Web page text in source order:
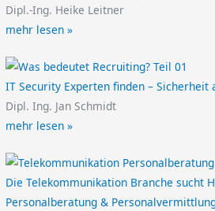
Dipl.-Ing. Heike Leitner
mehr lesen »
IT Security Experten finden – Sicherheit
Dipl. Ing. Jan Schmidt
mehr lesen »
Die Telekommunikation Branche sucht
Personalberatung &